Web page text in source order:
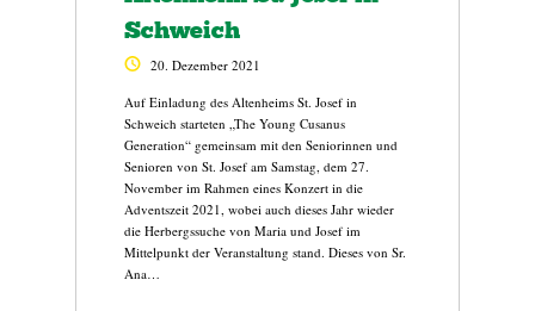
Schweich
20. Dezember 2021
Auf Einladung des Altenheims St. Josef in
Schweich starteten „The Young Cusanus
Generation“ gemeinsam mit den Seniorinnen und
Senioren von St. Josef am Samstag, dem 27.
November im Rahmen eines Konzert in die
Adventszeit 2021, wobei auch dieses Jahr wieder
die Herbergssuche von Maria und Josef im
Mittelpunkt der Veranstaltung stand. Dieses von Sr.
Ana…